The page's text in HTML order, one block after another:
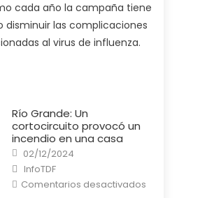
cada año la campaña tiene
disminuir las complicaciones
al virus de influenza.
Río Grande: Un
cortocircuito provocó un
incendio en una casa
Posted
on
02/12/2024
Author
InfoTDF
Comentarios desactivadosen
Río